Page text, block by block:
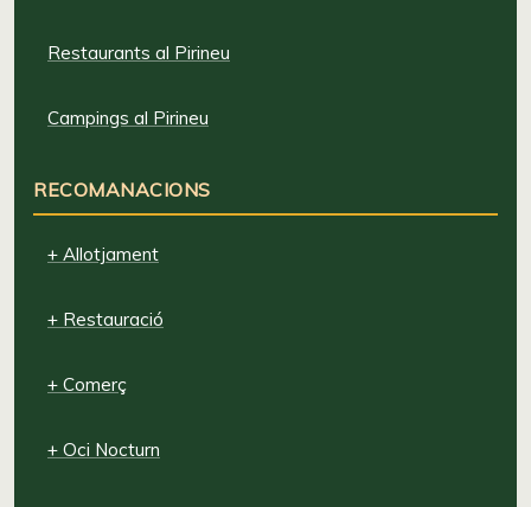
Restaurants al Pirineu
Campings al Pirineu
RECOMANACIONS
+ Allotjament
+ Restauració
+ Comerç
+ Oci Nocturn